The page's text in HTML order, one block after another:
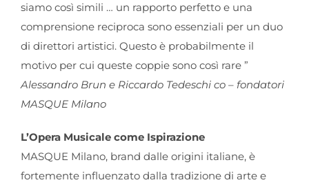
siamo così simili … un rapporto perfetto e una
comprensione reciproca sono essenziali per un duo
di direttori artistici. Questo è probabilmente il
motivo per cui queste coppie sono così rare ”
Alessandro Brun e Riccardo Tedeschi co – fondatori
MASQUE Milano
L’Opera Musicale come Ispirazione
MASQUE Milano, brand dalle origini italiane, è
fortemente influenzato dalla tradizione di arte e